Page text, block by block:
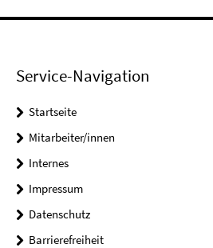
Service-Navigation
Startseite
Mitarbeiter/innen
Internes
Impressum
Datenschutz
Barrierefreiheit